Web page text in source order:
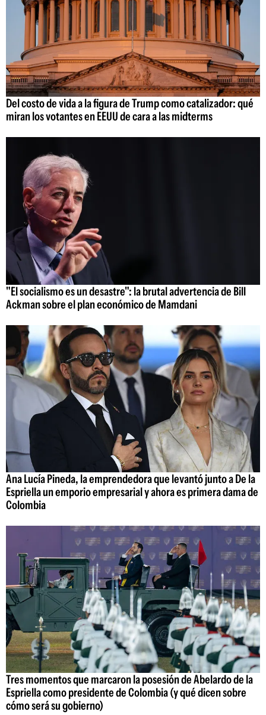
Del costo de vida a la figura de Trump como catalizador: qué
miran los votantes en EEUU de cara a las midterms
"El socialismo es un desastre": la brutal advertencia de Bill
Ackman sobre el plan económico de Mamdani
Ana Lucía Pineda, la emprendedora que levantó junto a De la
Espriella un emporio empresarial y ahora es primera dama de
Colombia
Tres momentos que marcaron la posesión de Abelardo de la
Espriella como presidente de Colombia (y qué dicen sobre
cómo será su gobierno)